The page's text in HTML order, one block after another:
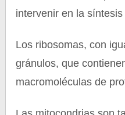
intervenir en la
Los ribosomas, con
gránulos, que
macromoléculas de